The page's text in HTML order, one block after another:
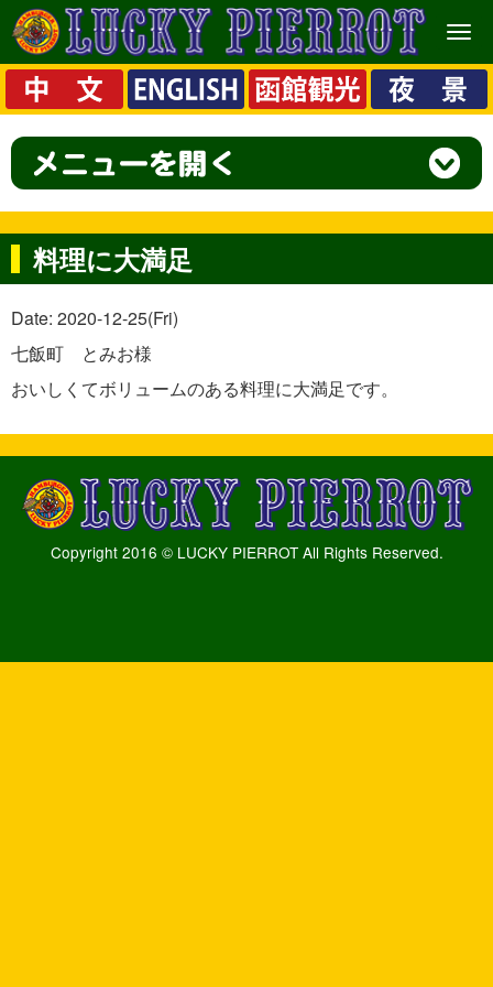
メ
ニ
ュ
ー
料理に大満足
Date: 2020-12-25(Fri)
七飯町 とみお様
おいしくてボリュームのある料理に大満足です。
Copyright 2016 © LUCKY PIERROT All Rights Reserved.